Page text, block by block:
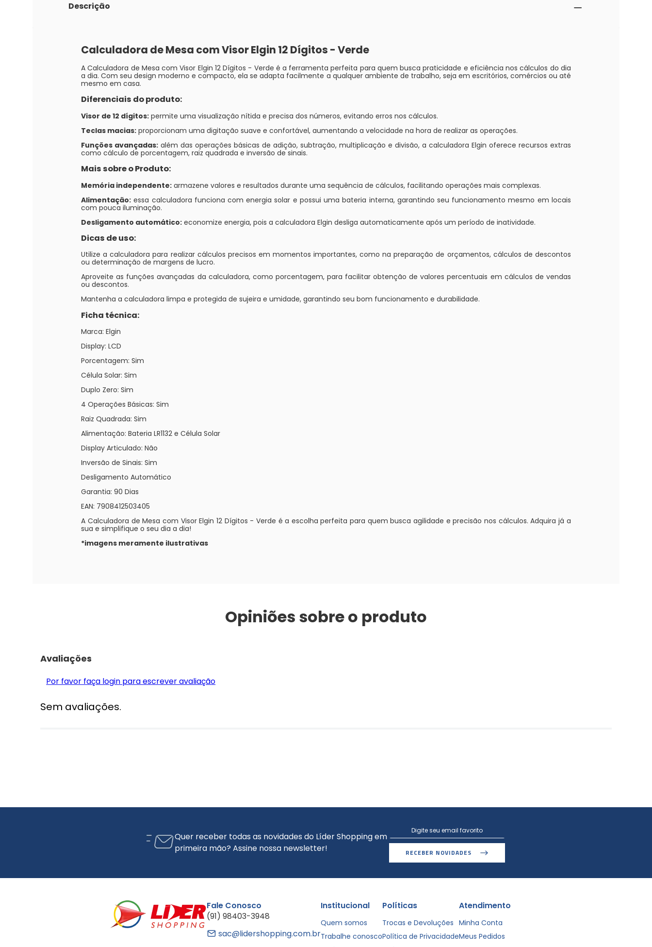
Descrição
Calculadora de Mesa com Visor Elgin 12 Dígitos - Verde
A Calculadora de Mesa com Visor Elgin 12 Dígitos - Verde é a ferramenta perfeita para quem busca praticidade e eficiência nos cálculos do dia
a dia. Com seu design moderno e compacto, ela se adapta facilmente a qualquer ambiente de trabalho, seja em escritórios, comércios ou até
mesmo em casa.
Diferenciais do produto:
Visor de 12 dígitos: permite uma visualização nítida e precisa dos números, evitando erros nos cálculos.
Teclas macias: proporcionam uma digitação suave e confortável, aumentando a velocidade na hora de realizar as operações.
Funções avançadas: além das operações básicas de adição, subtração, multiplicação e divisão, a calculadora Elgin oferece recursos extras
como cálculo de porcentagem, raiz quadrada e inversão de sinais.
Mais sobre o Produto:
Memória independente: armazene valores e resultados durante uma sequência de cálculos, facilitando operações mais complexas.
Alimentação: essa calculadora funciona com energia solar e possui uma bateria interna, garantindo seu funcionamento mesmo em locais
com pouca iluminação.
Desligamento automático: economize energia, pois a calculadora Elgin desliga automaticamente após um período de inatividade.
Dicas de uso:
Utilize a calculadora para realizar cálculos precisos em momentos importantes, como na preparação de orçamentos, cálculos de descontos
ou determinação de margens de lucro.
Aproveite as funções avançadas da calculadora, como porcentagem, para facilitar obtenção de valores percentuais em cálculos de vendas
ou descontos.
Mantenha a calculadora limpa e protegida de sujeira e umidade, garantindo seu bom funcionamento e durabilidade.
Ficha técnica:
Marca: Elgin
Display: LCD
Porcentagem: Sim
Célula Solar: Sim
Duplo Zero: Sim
4 Operações Básicas: Sim
Raiz Quadrada: Sim
Alimentação: Bateria LR1132 e Célula Solar
Display Articulado: Não
Inversão de Sinais: Sim
Desligamento Automático
Garantia: 90 Dias
EAN: 7908412503405
A Calculadora de Mesa com Visor Elgin 12 Dígitos - Verde é a escolha perfeita para quem busca agilidade e precisão nos cálculos. Adquira já a
sua e simplifique o seu dia a dia!
*imagens meramente ilustrativas
Opiniões sobre o produto
Avaliações
Por favor faça login para escrever avaliação
Sem avaliações.
Quer receber todas as novidades do Líder Shopping em
primeira mão? Assine nossa newsletter!
RECEBER NOVIDADES
Fale Conosco
(91) 98403-3948
sac@lidershopping.com.br
Institucional
Quem somos
Trabalhe conosco
Políticas
Trocas e Devoluções
Política de Privacidade
Atendimento
Minha Conta
Meus Pedidos